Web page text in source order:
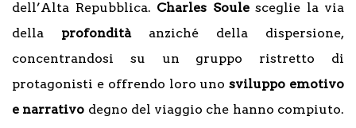
dell’Alta Repubblica. Charles Soulesceglie la via
della profonditàanziché della dispersione,
concentrandosi su un gruppo ristretto di
protagonisti e offrendo loro unosviluppo emotivo
e narrativo degno del viaggio che hanno compiuto.